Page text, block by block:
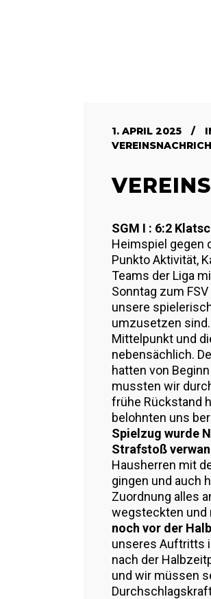
1. APRIL 2025
SGM I : 6:2
Heimspiel gegen
Punkto Aktivität,
Teams der Liga
Sonntag zum
unsere
umzusetzen
Mittelpunkt und
nebensächlich.
hatten von
mussten wir
frühe Rückstand
belohnten uns
Spielzug wurde
Strafstoß
Hausherren mit
gingen und auch
Zuordnung alles
wegsteckten und
noch vor der
unseres Auftritts
nach der
und wir müssen